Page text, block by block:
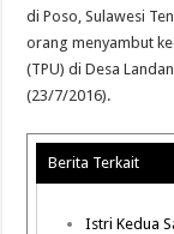
di Poso, Sulawesi
orang menyambut
(TPU) di Desa
(23/7/2016).
Berita Terkait
Istri Kedua